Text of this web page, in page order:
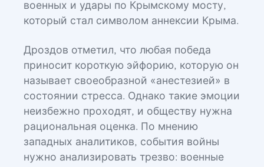
военных и удары по Крымскому мосту,
который стал символом аннексии Крыма.
Дроздов отметил, что любая победа
приносит короткую эйфорию, которую он
называет своеобразной «анестезией» в
состоянии стресса. Однако такие эмоции
неизбежно проходят, и обществу нужна
рациональная оценка. По мнению
западных аналитиков, события войны
нужно анализировать трезво: военные